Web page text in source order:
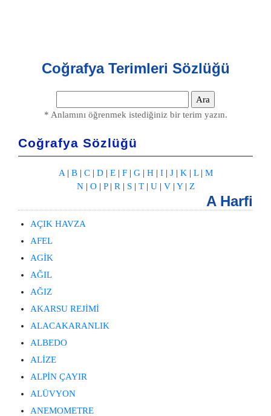
Coğrafya Terimleri Sözlüğü
* Anlamını öğrenmek istediğiniz bir terim yazın.
Coğrafya Sözlüğü
A| B| C| D| E| F| G| H| I| J| K | L| M
N| O| P| R | S| T| U| V| Y| Z
A Harfi
AÇIK HAVZA
AFEL
AGİK
AĞIL
AĞIZ
AKARSU REJİMİ
ALACAKARANLIK
ALBEDO
ALİZE
ALPİN ÇAYIR
ALÜVYON
ANEMOMETRE